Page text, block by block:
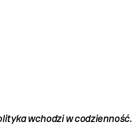
wchodzi w codzienność.